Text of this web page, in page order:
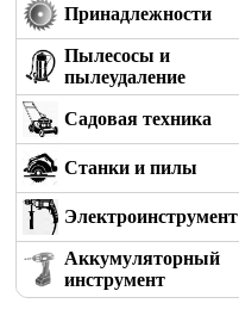
Принадлежности
Пылесосы и
пылеудаление
Садовая техника
Станки и пилы
Электроинструмент
Аккумуляторный
инструмент